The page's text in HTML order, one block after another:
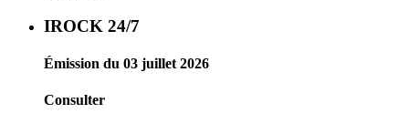
IROCK 24/7
Émission du 03 juillet 2026
Consulter